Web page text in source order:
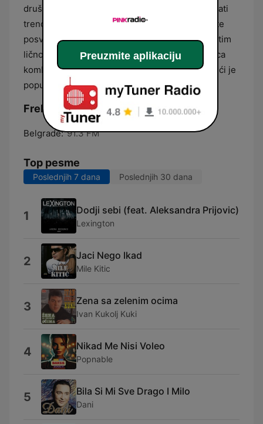
društvenih dešavanja. Sadržaj je dinamičan i prati
trendove popularne kulture, uz kratke segmente
posvećene zanimljivostima i tračevima o poznatim
ličnostima. Kao deo šire medijske mreže, stanica
kombinuje zabavu sa brzim informacijama, čineći je
popularnim izborom za celodnevno slušanje.
Frekvencije Radio Pink 91.3 FM:
Belgrade: 91.3 FM
Top pesme
Poslednjih 7 dana Poslednjih 30 dana
1 Dodji sebi (feat. Aleksandra Prijovic)
Lexington
2 Jaci Nego Ikad
Mile Kitic
3 Zena sa zelenim ocima
Ivan Kukolj Kuki
4 Nikad Me Nisi Voleo
Popnable
5 Bila Si Mi Sve Drago I Milo
Dani
Preuzmite aplikaciju